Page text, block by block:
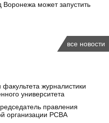
может запустить
все новости
журналистики
университета
правления
организации РСВА